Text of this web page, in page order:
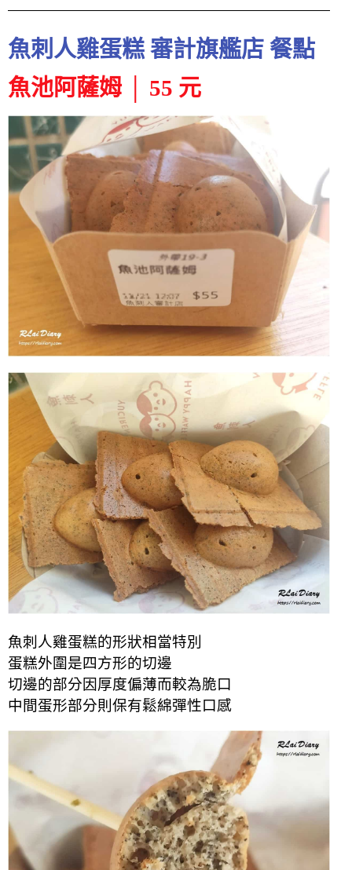
魚刺人雞蛋糕 審計旗艦店 餐點
魚池阿薩姆 │ 55 元
魚刺人雞蛋糕的形狀相當特別
蛋糕外圍是四方形的切邊
切邊的部分因厚度偏薄而較為脆口
中間蛋形部分則保有鬆綿彈性口感